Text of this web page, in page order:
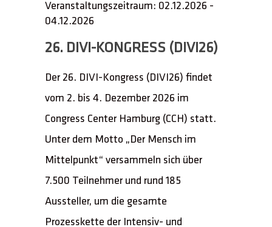
Veranstaltungszeitraum: 02.12.2026 -
04.12.2026
26. DIVI-KONGRESS (DIVI26)
Der 26. DIVI-Kongress (DIVI26) findet
vom 2. bis 4. Dezember 2026 im
Congress Center Hamburg (CCH) statt.
Unter dem Motto „Der Mensch im
Mittelpunkt“ versammeln sich über
7.500 Teilnehmer und rund 185
Aussteller, um die gesamte
Prozesskette der Intensiv- und